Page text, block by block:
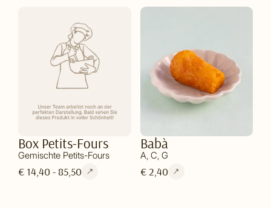
Box Petits-Fours
Gemischte Petits-Fours
€ 14,40 - 85,50
Babà
A, C, G
€ 2,40